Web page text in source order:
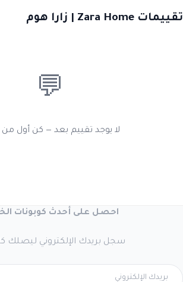
تقييمات Zara Home | زارا هوم
💬
لا يوجد تقييم بعد — كن أول من
احصل على أحدث كوبونات
سجل بريدك الإلكتروني ليصلك